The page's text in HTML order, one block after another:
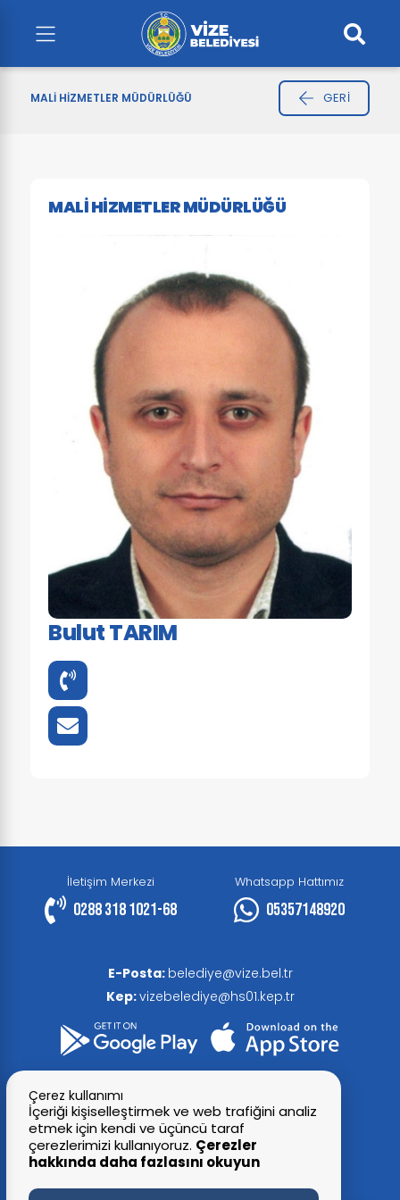
MALI HIZMETLER MÜDÜRLÜĞÜ GERI
MALI HIZMETLER MÜDÜRLÜĞÜ
Bulut TARIM
İletişim Merkezi
0288 318 1021-68
Whatsapp Hattımız
05357148920
E-Posta: belediye@vize.bel.tr
Kep:vizebelediye@hs01.kep.tr
Çerez kullanımı
İçeriği kişiselleştirmek ve web trafiğini analiz
etmek için kendi ve üçüncü taraf
çerezlerimizi kullanıyoruz. Çerezler
hakkında daha fazlasını okuyun